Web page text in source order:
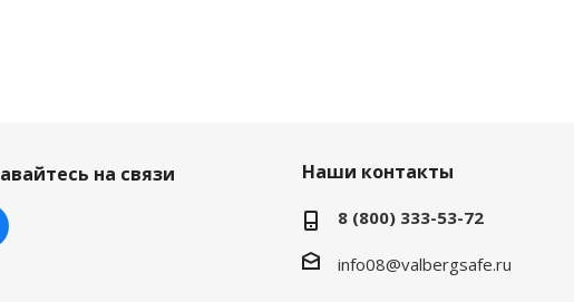
на связи Наши контакты
8 (800) 333-53-72
info08@valbergsafe.ru